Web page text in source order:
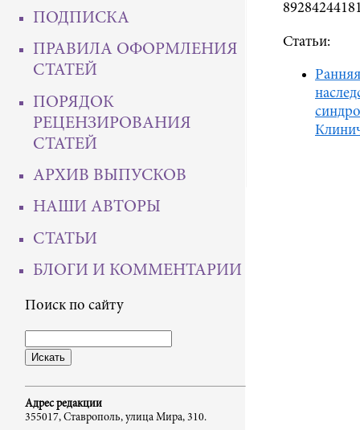
ПОДПИСКА
ПРАВИЛА ОФОРМЛЕНИЯ
СТАТЕЙ
ПОРЯДОК
РЕЦЕНЗИРОВАНИЯ
СТАТЕЙ
АРХИВ ВЫПУСКОВ
НАШИ АВТОРЫ
СТАТЬИ
БЛОГИ И КОММЕНТАРИИ
Поиск по сайту
Адрес редакции
355017, Ставрополь, улица Мира, 310.
Статьи: